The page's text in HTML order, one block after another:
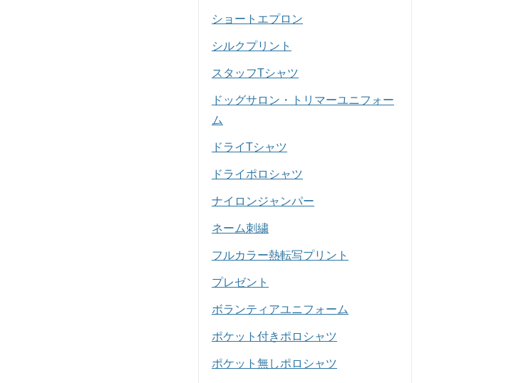
ショートエプロン
シルクプリント
スタッフTシャツ
ドッグサロン・トリマーユニフォー
ム
ドライTシャツ
ドライポロシャツ
ナイロンジャンパー
ネーム刺繍
フルカラー熱転写プリント
プレゼント
ボランティアユニフォーム
ポケット付きポロシャツ
ポケット無しポロシャツ